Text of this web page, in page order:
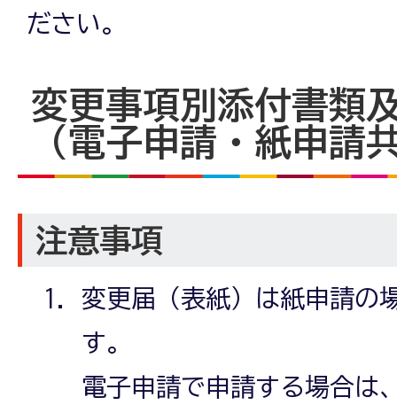
ださい。
変更事項別添付書類
（電子申請・紙申請
注意事項
変更届（表紙）は紙申請の
す。
電子申請で申請する場合は